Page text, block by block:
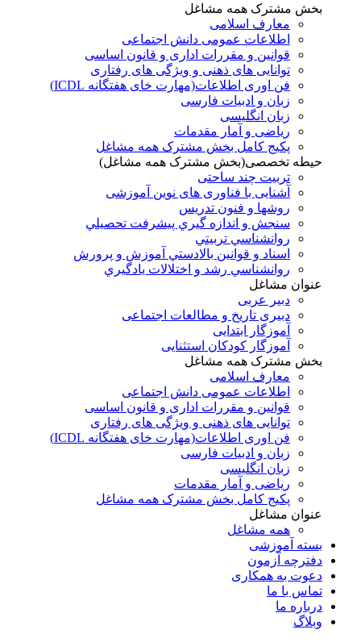
بخش مشترک همه مشاغل
معارف اسلامی
اطلاعات عمومی دانش اجتماعی
قوانین و مقررات اداری و قانون اساسی
توانایی های ذهنی و ویژگی های رفتاری
فن اوری اطلاعات(مهارت خای هفتگانه ICDL)
زبان و ادبیات فارسی
زبان انگلیسی
ریاضی و آمار مقدمات
پکیج کامل بخش مشترک همه مشاغل
حیطه تخصصی(بخش مشترک همه مشاغل)
تربیت چند ساحتی
آشنایی با فناوری های نوین آموزشی
روشها و فنون تدريس
سنجش و اندازه گيري پيشرفت تحصيلي
روانشناسي تربيتي
اسناد و قوانين بالادستي آموزش و پرورش
روانشناسي رشد و اختلالات يادگيري
عنوان مشاغل
دبير عربی
دبیری تاریخ و مطالعات اجتماعی
آموزگار ابتدایی
آموزگار کودکان استثنایی
بخش مشترک همه مشاغل
معارف اسلامی
اطلاعات عمومی دانش اجتماعی
قوانین و مقررات اداری و قانون اساسی
توانایی های ذهنی و ویژگی های رفتاری
فن اوری اطلاعات(مهارت خای هفتگانه ICDL)
زبان و ادبیات فارسی
زبان انگلیسی
ریاضی و آمار مقدمات
پکیج کامل بخش مشترک همه مشاغل
عنوان مشاغل
همه مشاغل
بسته آموزشی
دفترچه آزمون
دعوت به همکاری
تماس با ما
درباره ما
وبلاگ